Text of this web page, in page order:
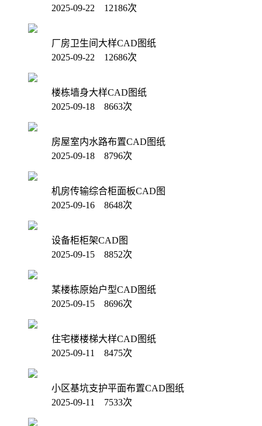
2025-09-22 12186次
厂房卫生间大样CAD图纸
2025-09-22 12686次
楼栋墙身大样CAD图纸
2025-09-18 8663次
房屋室内水路布置CAD图纸
2025-09-18 8796次
机房传输综合柜面板CAD图
2025-09-16 8648次
设备柜柜架CAD图
2025-09-15 8852次
某楼栋原始户型CAD图纸
2025-09-15 8696次
住宅楼楼梯大样CAD图纸
2025-09-11 8475次
小区基坑支护平面布置CAD图纸
2025-09-11 7533次